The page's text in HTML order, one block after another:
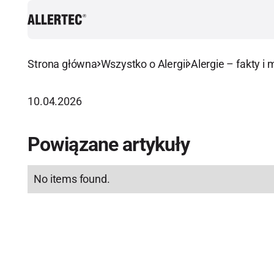
Strona główna Wszystko o Alergii Alergie – fakty i
10.04.2026
Powiązane artykuły
No items found.